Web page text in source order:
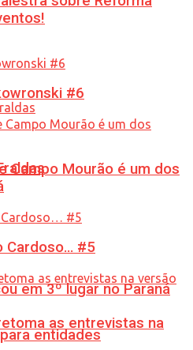
em 3º lugar no Paraná
entidades
#6
Campo Mourão é um dos
Cardoso… #5
as entrevistas na